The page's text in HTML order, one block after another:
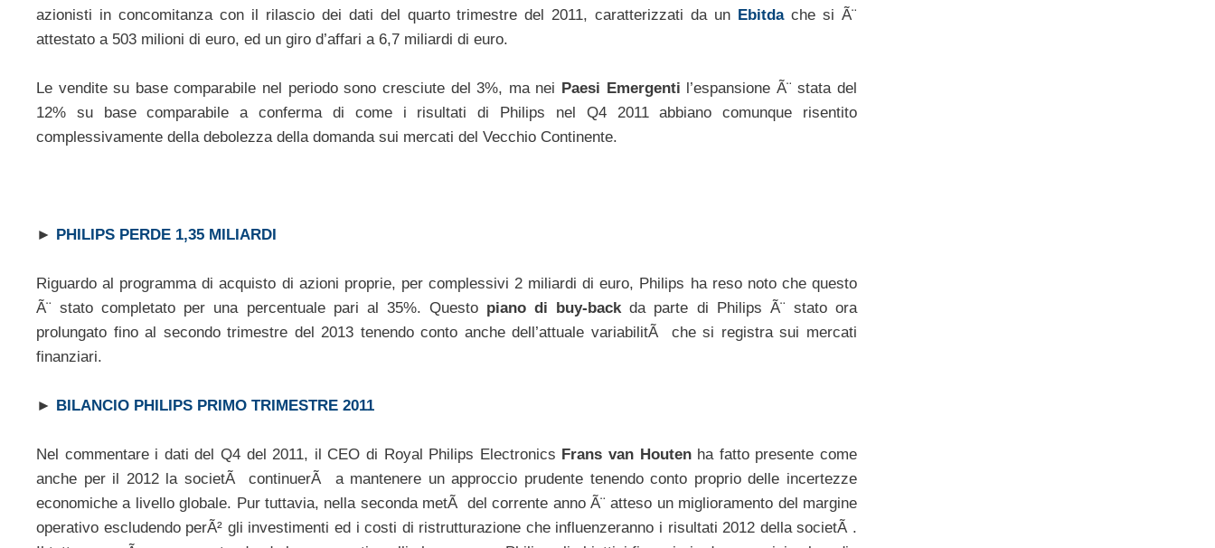
azionisti in concomitanza con il rilascio dei dati del quarto trimestre del 2011, caratterizzati da un Ebitdache si Ã¨
attestato a 503 milioni di euro, ed un giro d’affari a 6,7 miliardi di euro.
Le vendite su base comparabile nel periodo sono cresciute del 3%, ma nei Paesi Emergenti l’espansione Ã¨ stata del
12% su base comparabile a conferma di come i risultati di Philips nel Q4 2011 abbiano comunque risentito
complessivamente della debolezza della domanda sui mercati del Vecchio Continente.
► PHILIPS PERDE 1,35 MILIARDI
Riguardo al programma di acquisto di azioni proprie, per complessivi 2 miliardi di euro, Philips ha reso noto che questo
Ã¨ stato completato per una percentuale pari al 35%. Questo piano di buy-back da parte di Philips Ã¨ stato ora
prolungato fino al secondo trimestre del 2013 tenendo conto anche dell’attuale variabilitÃ che si registra sui mercati
finanziari.
► BILANCIO PHILIPS PRIMO TRIMESTRE 2011
Nel commentare i dati del Q4 del 2011, il CEO di Royal Philips Electronics Frans van Houtenha fatto presente come
anche per il 2012 la societÃ continuerÃ a mantenere un approccio prudente tenendo conto proprio delle incertezze
economiche a livello globale. Pur tuttavia, nella seconda metÃ del corrente anno Ã¨ atteso un miglioramento del margine
operativo escludendo perÃ² gli investimenti ed i costi di ristrutturazione che influenzeranno i risultati 2012 della societÃ .